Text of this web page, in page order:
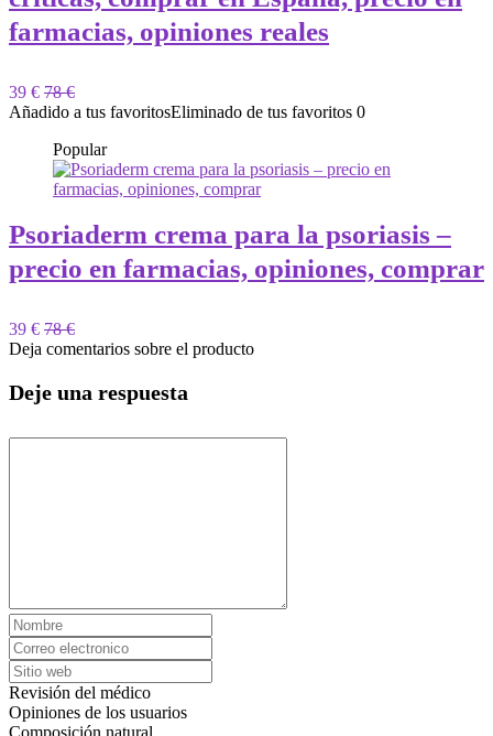
farmacias, opiniones reales
39 € 78 €
Añadido a tus favoritosEliminado de tus favoritos 0
Popular
Psoriaderm crema para la psoriasis –
precio en farmacias, opiniones, comprar
39 € 78 €
Deja comentarios sobre el producto
Deje una respuesta
Revisión del médico
Opiniones de los usuarios
Composición natural